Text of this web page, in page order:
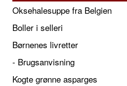
Oksehalesuppe fra Belgien
Boller i selleri
Børnenes livretter
- Brugsanvisning
Kogte grønne asparges